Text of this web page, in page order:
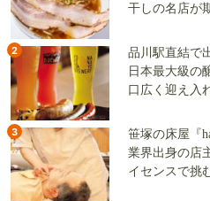
干しの名店が
2
品川駅直結で
日本最大級の
口広く迎え入
3
笹塚の床屋『
業界出身の店
イセンスで挑